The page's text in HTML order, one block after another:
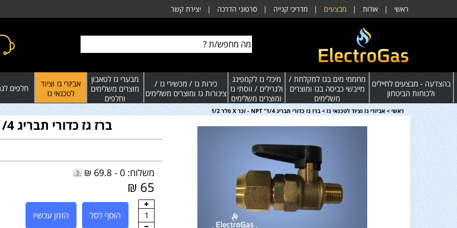
ראשי | אודות | מבצעים | מדריכי קנייה | סרטוני הדרכה | יצירת קשר
בהצדעה - מבצעים לחיילים
ולכוחות הביטחון
מחממי מים בגז למקלחת /
מייבשי כביסה בגז ומוצרים
משלימים
מיכלי גז לקמפינג
ולגרילים / ווסתי גז
ומוצרים משלימים
כירות גז / מכשירי גז /
צינורות גז ומוצרים משלימים
מבערי גז לטאבון
מוצרים משלימים
וחלפים
אביזרי גז וציוד
לטכנאי גז
חלפים
ראשי > אביזרי גז וציוד לטכנאי גז > ברז גז כדורי תבריג NPT "1/4 - זכר X פלר 1/2
ברז גז כדורי תבריג NPT "1/4 - זכר X פלר 1/2
משלוח: 0 - 69.8 ₪
65 ₪
1 הוסף לסל הזמן עכשיו